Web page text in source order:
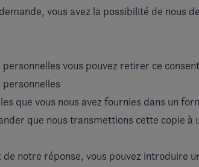
vous avez la possibilité de nous
vous pouvez retirer ce
que vous nous avez fournies dans un
que nous transmettions cette copie à
notre réponse, vous pouvez introduire